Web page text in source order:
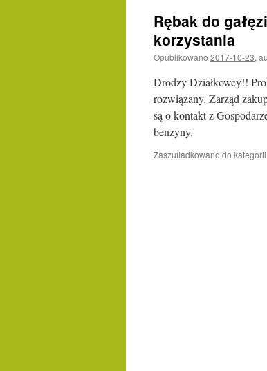
Rębak do
korzystania
Opublikowano 2017-10-23,
Drodzy Działkowcy!!
rozwiązany. Zarząd
są o kontakt z
benzyny.
Zaszufladkowano do kategorii